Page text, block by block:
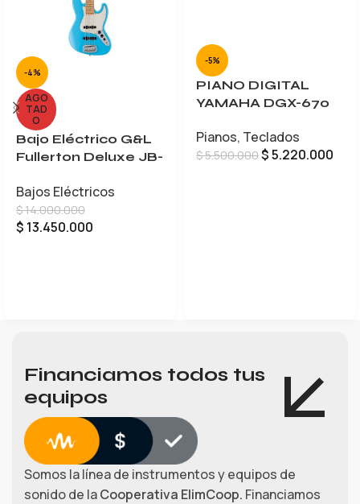
-4%
AGO
TAD
O
Bajo Eléctrico G&L
Fullerton Deluxe JB-
Bajos Eléctricos
$14.000.000
$ 13.450.000
-5%
PIANO DIGITAL
YAMAHA DGX-670
Pianos, Teclados
$5.500.000$5.220.000
Financiamos todos tus
equipos
Somos la línea de instrumentos y equipos de
sonido de laCooperativa ElimCoop. Financiamos